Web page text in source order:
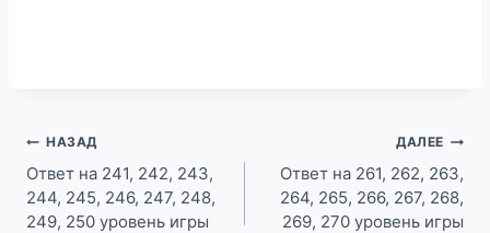
Навигация
по
записям
НАЗАД
Ответ на 241, 242, 243,
244, 245, 246, 247, 248,
249, 250 уровень игры
ДАЛЕЕ
Ответ на 261, 262, 263,
264, 265, 266, 267, 268,
269, 270 уровень игры